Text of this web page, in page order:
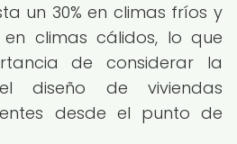
un 30% en climas fríos y
climas cálidos, lo que
de considerar la
diseño de viviendas
desde el punto de